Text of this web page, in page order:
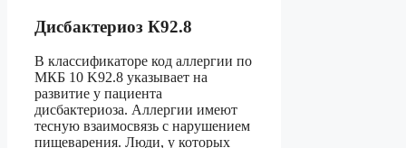
Дисбактериоз К92.8
В классификаторе код аллергии по
МКБ 10 K92.8 указывает на
развитие у пациента
дисбактериоза. Аллергии имеют
тесную взаимосвязь с нарушением
пищеварения. Люди, у которых